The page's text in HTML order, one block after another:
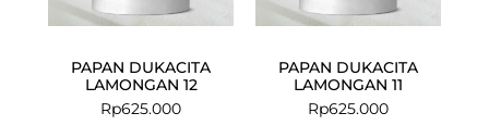
PAPAN DUKACITA
LAMONGAN 12
Rp625.000
PAPAN DUKACITA
LAMONGAN 11
Rp625.000